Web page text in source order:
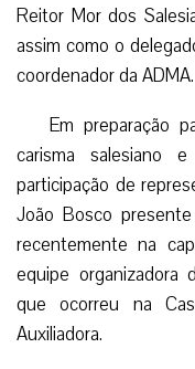
Reitor Mor dos
assim como o
coordenador da ADMA.
Em preparação
carisma salesiano
participação de
João Bosco
recentemente na
equipe organizadora
que ocorreu na
Auxiliadora.